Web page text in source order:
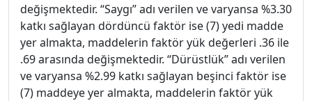
değişmektedir. “Saygı” adı verilen ve varyansa %3.30
katkı sağlayan dördüncü faktör ise (7) yedi madde
yer almakta, maddelerin faktör yük değerleri .36 ile
.69 arasında değişmektedir. “Dürüstlük” adı verilen
ve varyansa %2.99 katkı sağlayan beşinci faktör ise
(7) maddeye yer almakta, maddelerin faktör yük